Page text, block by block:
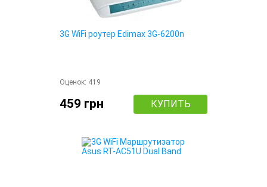
3G WiFi роутер Edimax 3G-6200n
Оценок: 419
459 грн КУПИТЬ